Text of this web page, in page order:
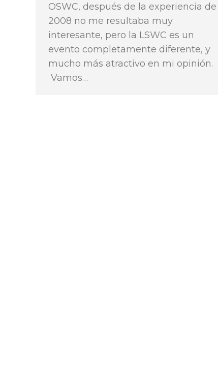
OSWC, después de la experiencia de
2008 no me resultaba muy
interesante, pero la LSWC es un
evento completamente diferente, y
mucho más atractivo en mi opinión.
Vamos…